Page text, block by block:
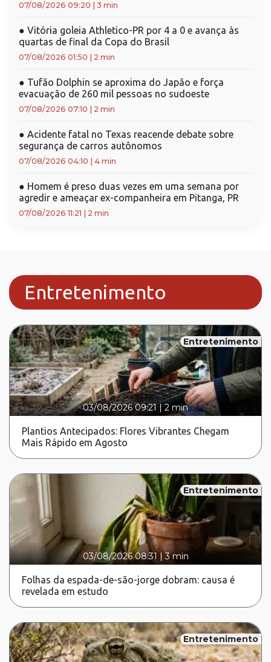
07/08/2026 09:20 3 min
● Vitória goleia Athletico-PR por 4 a 0 e avança às
quartas de final da Copa do Brasil
07/08/2026 01:50 2 min
● Tufão Dolphin se aproxima do Japão e força
evacuação de 260 mil pessoas no sudoeste
07/08/2026 07:10 2 min
● Acidente fatal no Texas reacende debate sobre
segurança de carros autônomos
07/08/2026 04:10 4 min
● Homem é preso duas vezes em uma semana por
agredir e ameaçar ex-companheira em Pitanga, PR
07/08/2026 11:21 2 min
Entretenimento
Entretenimento
03/08/2026 09:21|2 min
Plantios Antecipados: Flores Vibrantes Chegam
Mais Rápido em Agosto
Entretenimento
03/08/2026 08:31 |3 min
Folhas da espada-de-são-jorge dobram: causa é
revelada em estudo
Entretenimento